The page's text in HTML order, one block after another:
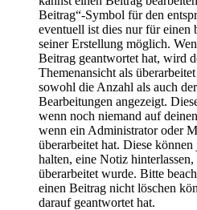
Beitrag“-Symbol für den
eventuell ist dies nur für einen
seiner Erstellung möglich.
Beitrag geantwortet hat, wird
Themenansicht als
sowohl die Anzahl als auch
Bearbeitungen angezeigt.
wenn noch niemand auf
wenn ein Administrator oder
überarbeitet hat. Diese
halten, eine Notiz
überarbeitet wurde. Bitte
einen Beitrag nicht löschen
darauf geantwortet hat.